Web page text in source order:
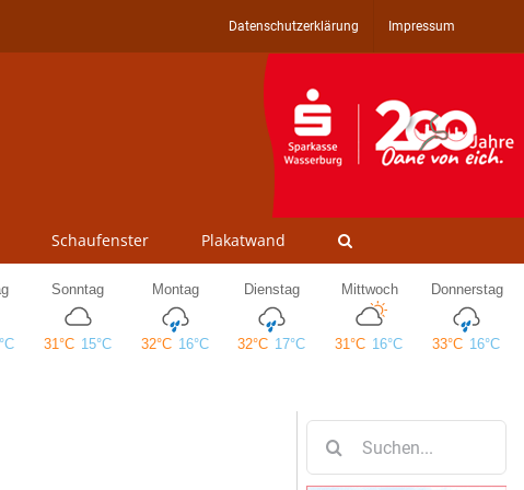
Datenschutzerklärung Impressum
Schaufenster Plakatwand
nach: